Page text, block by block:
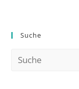
Suche